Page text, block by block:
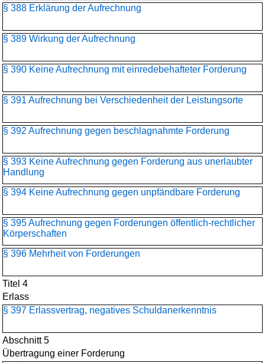
§ 388 Erklärung der Aufrechnung
§ 389 Wirkung der Aufrechnung
§ 390 Keine Aufrechnung mit einredebehafteter Forderung
§ 391 Aufrechnung bei Verschiedenheit der Leistungsorte
§ 392 Aufrechnung gegen beschlagnahmte Forderung
§ 393 Keine Aufrechnung gegen Forderung aus unerlaubter
Handlung
§ 394 Keine Aufrechnung gegen unpfändbare Forderung
§ 395 Aufrechnung gegen Forderungen öffentlich-rechtlicher
Körperschaften
§ 396 Mehrheit von Forderungen
Titel 4
Erlass
§ 397 Erlassvertrag, negatives Schuldanerkenntnis
Abschnitt 5
Übertragung einer Forderung